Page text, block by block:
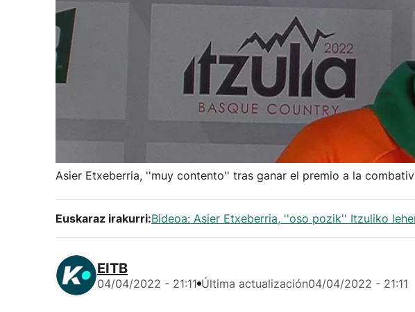
Asier Etxeberria, ''muy contento'' tras ganar el premio a la
Euskaraz irakurri:Bideoa: Asier Etxeberria, ''oso pozik'' Itzuliko
EITB
04/04/2022 - 21:11 Última actualización04/04/2022 - 21:11